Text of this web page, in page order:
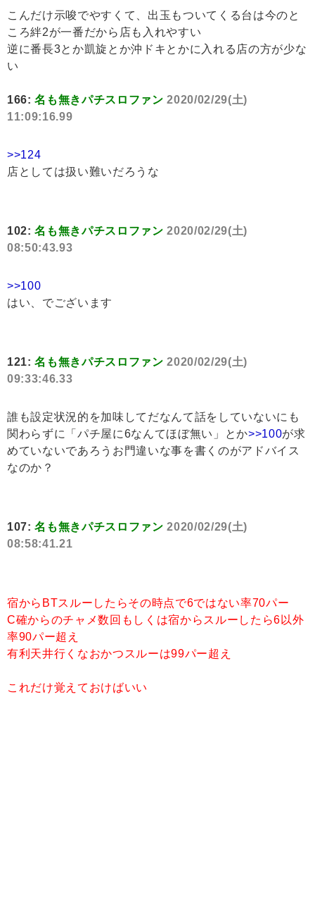
こんだけ示唆でやすくて、出玉もついてくる台は今のと
ころ絆2が一番だから店も入れやすい
逆に番長3とか凱旋とか沖ドキとかに入れる店の方が少な
い
166:名も無きパチスロファン 2020/02/29(土)
11:09:16.99
>>124
店としては扱い難いだろうな
102:名も無きパチスロファン 2020/02/29(土)
08:50:43.93
>>100
はい、でございます
121:名も無きパチスロファン 2020/02/29(土)
09:33:46.33
誰も設定状況的を加味してだなんて話をしていないにも
関わらずに「パチ屋に6なんてほぼ無い」とか>>100が求
めていないであろうお門違いな事を書くのがアドバイス
なのか？
107:名も無きパチスロファン 2020/02/29(土)
08:58:41.21
宿からBTスルーしたらその時点で6ではない率70パー
C確からのチャメ数回もしくは宿からスルーしたら6以外
率90パー超え
有利天井行くなおかつスルーは99パー超え
これだけ覚えておけばいい